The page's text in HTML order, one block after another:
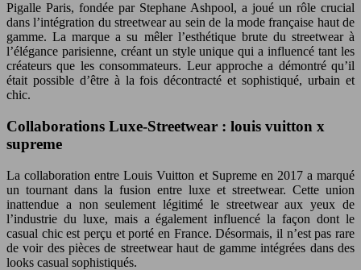
Pigalle Paris, fondée par Stephane Ashpool, a joué un rôle crucial
dans l’intégration du streetwear au sein de la mode française haut de
gamme. La marque a su mêler l’esthétique brute du streetwear à
l’élégance parisienne, créant un style unique qui a influencé tant les
créateurs que les consommateurs. Leur approche a démontré qu’il
était possible d’être à la fois décontracté et sophistiqué, urbain et
chic.
Collaborations Luxe-Streetwear : louis vuitton x
supreme
La collaboration entre Louis Vuitton et Supreme en 2017 a marqué
un tournant dans la fusion entre luxe et streetwear. Cette union
inattendue a non seulement légitimé le streetwear aux yeux de
l’industrie du luxe, mais a également influencé la façon dont le
casual chic est perçu et porté en France. Désormais, il n’est pas rare
de voir des pièces de streetwear haut de gamme intégrées dans des
looks casual sophistiqués.